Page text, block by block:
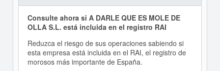
Consulte ahora si A DARLE QUE ES MOLE DE
OLLA S.L. está incluida en el registro RAI
Reduzca el riesgo de sus operaciones sabiendo si
esta empresa está incluida en el RAI, el registro de
morosos más importante de España.